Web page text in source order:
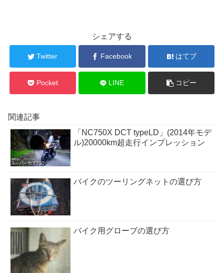
シェアする
Twitter Facebook はてブ
Pocket LINE コピー
関連記事
「NC750X DCT typeLD」(2014年モデ
ル)20000km超走行インプレッション
バイクのツーリングネットの選び方
バイク用グローブの選び方